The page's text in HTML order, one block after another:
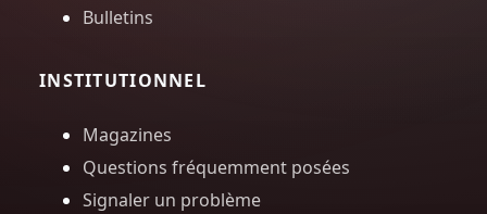
Bulletins
INSTITUTIONNEL
Magazines
Questions fréquemment posées
Signaler un problème